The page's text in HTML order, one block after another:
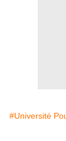
#Université